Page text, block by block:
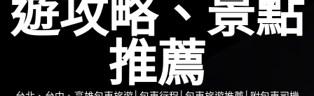
遊攻略、景點
推薦